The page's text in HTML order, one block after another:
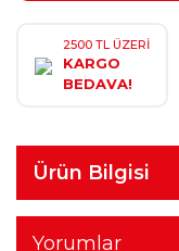
2500 TL ÜZERİ
KARGO
BEDAVA!
Ürün Bilgisi
Yorumlar